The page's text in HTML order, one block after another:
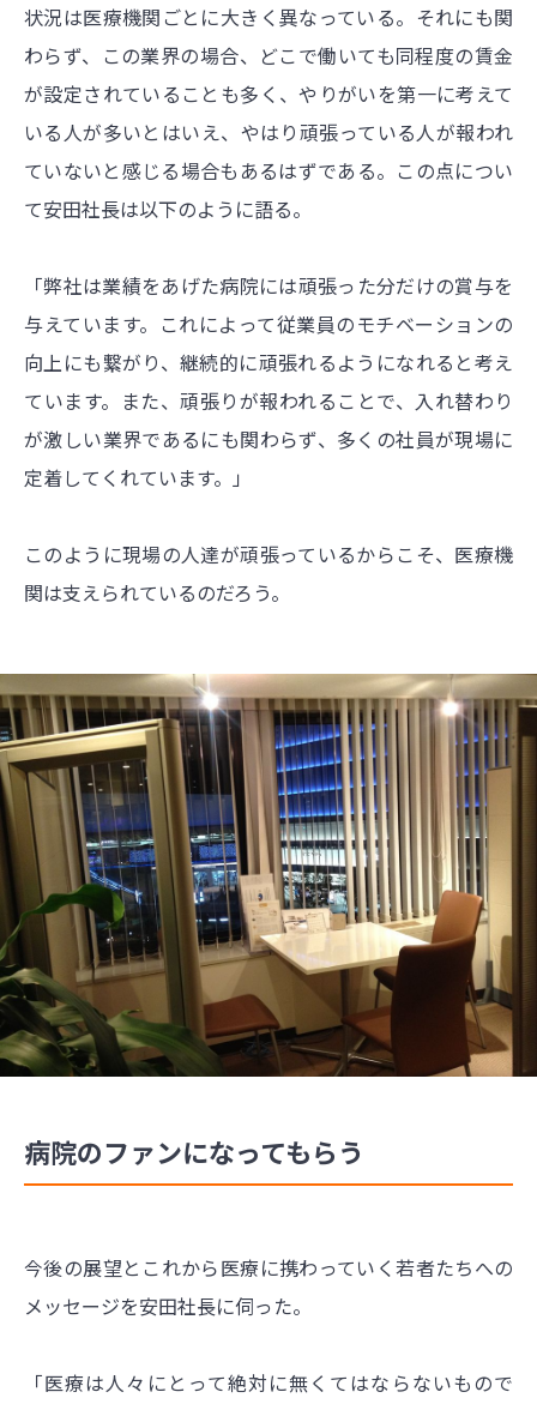
状況は医療機関ごとに大きく異なっている。それにも関
わらず、この業界の場合、どこで働いても同程度の賃金
が設定されていることも多く、やりがいを第一に考えて
いる人が多いとはいえ、やはり頑張っている人が報われ
ていないと感じる場合もあるはずである。この点につい
て安田社長は以下のように語る。
「弊社は業績をあげた病院には頑張った分だけの賞与を
与えています。これによって従業員のモチベーションの
向上にも繋がり、継続的に頑張れるようになれると考え
ています。また、頑張りが報われることで、入れ替わり
が激しい業界であるにも関わらず、多くの社員が現場に
定着してくれています。」
このように現場の人達が頑張っているからこそ、医療機
関は支えられているのだろう。
病院のファンになってもらう
今後の展望とこれから医療に携わっていく若者たちへの
メッセージを安田社長に伺った。
「医療は人々にとって絶対に無くてはならないもので